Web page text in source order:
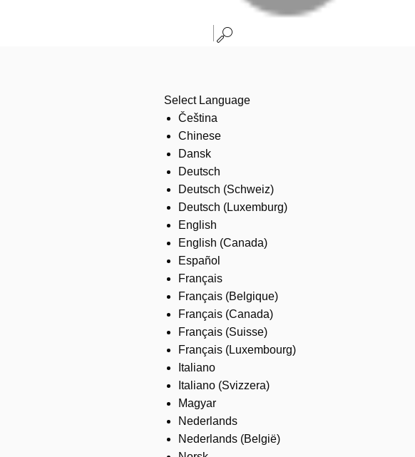
Select Language
Čeština
Chinese
Dansk
Deutsch
Deutsch (Schweiz)
Deutsch (Luxemburg)
English
English (Canada)
Español
Français
Français (Belgique)
Français (Canada)
Français (Suisse)
Français (Luxembourg)
Italiano
Italiano (Svizzera)
Magyar
Nederlands
Nederlands (België)